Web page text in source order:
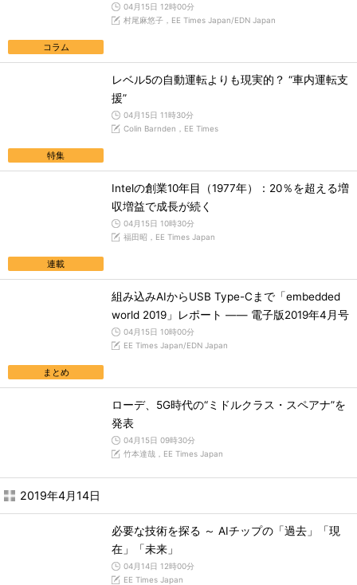
コラム
04月15日 12時00分
村尾麻悠子，EE Times Japan/EDN Japan
特集
レベル5の自動運転よりも現実的？ “車内運転支
援”
04月15日 11時30分
Colin Barnden，EE Times
連載
Intelの創業10年目（1977年）：20％を超える増
収増益で成長が続く
04月15日 10時30分
福田昭，EE Times Japan
まとめ
組み込みAIからUSB Type-Cまで「embedded
world 2019」レポート ―― 電子版2019年4月号
04月15日 10時00分
EE Times Japan/EDN Japan
ローデ、5G時代の“ミドルクラス・スペアナ”を
発表
04月15日 09時30分
竹本達哉，EE Times Japan
2019年4月14日
必要な技術を探る ～ AIチップの「過去」「現
在」「未来」
04月14日 12時00分
EE Times Japan